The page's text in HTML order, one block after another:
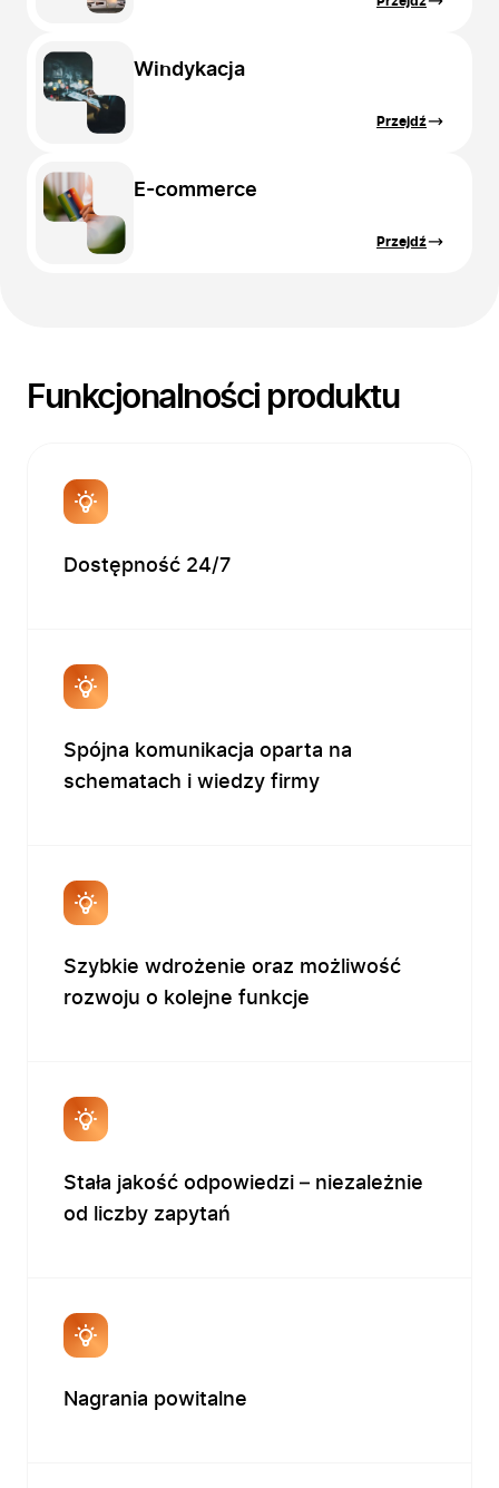
Windykacja
Przejdź
E-commerce
Przejdź
Funkcjonalności produktu
Dostępność 24/7
Spójna komunikacja oparta na
schematach i wiedzy firmy
Szybkie wdrożenie oraz możliwość
rozwoju o kolejne funkcje
Stała jakość odpowiedzi – niezależnie
od liczby zapytań
Nagrania powitalne